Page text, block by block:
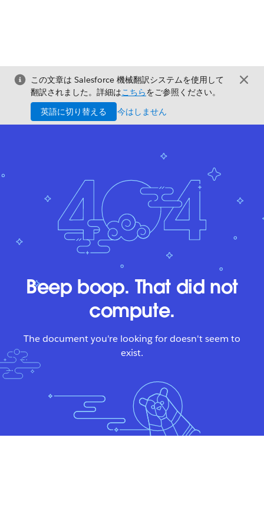
この文章は Salesforce 機械翻訳システムを使用して
翻訳されました。詳細はこちらをご参照ください。
英語に切り替える
今はしません
Beep boop. That did not
compute.
The document you're looking for doesn't seem to
exist.